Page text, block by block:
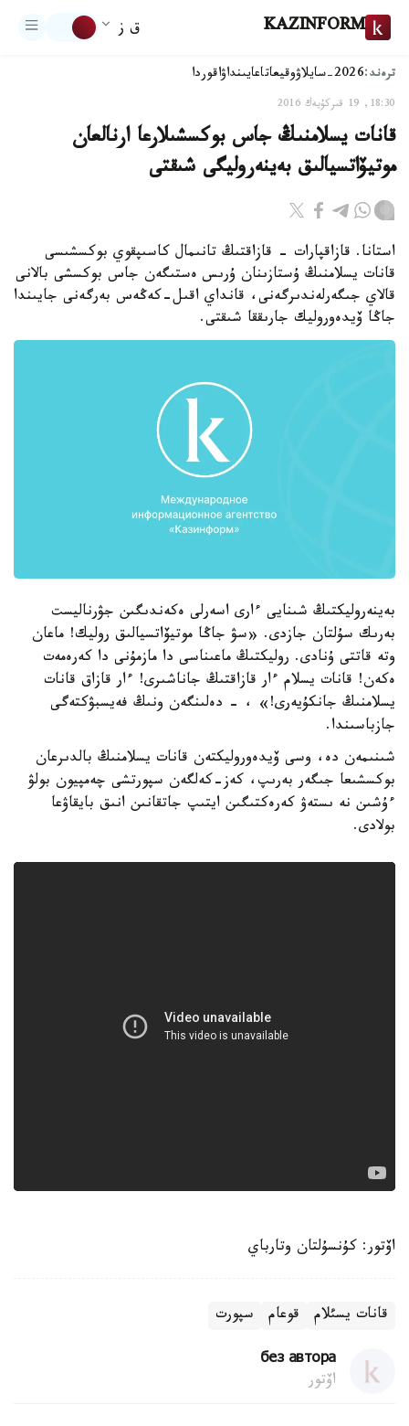
KAZINFORM ق ز
ترەند:2026-سايلاۋ وقيعاتاعايىنداۋاقوردا
18:30, 19 قىركۇيەك 2016
قانات يسلامنىڭ جاس بوكسشىلارعا ارنالعان
موتيۆاتسيالىق بەينەروليگى شىقتى
استانا. قازاقپارات - قازاقتىڭ تانىمال كاسىپقوي بوكسشىسى
قانات يسلامنىڭ ۇستازىنان ۇرىس ەستىگەن جاس بوكسشى بالانى
قالاي جىگەرلەندىرگەنى، قانداي اقىل-كەڭەس بەرگەنى جايىندا
جاڭا ۆيدەوروليك جارىققا شىقتى.
بەينەروليكتىڭ شىنايى ءارى اسەرلى ەكەندىگىن جۋرناليست
بەرىك سۇلتان جازدى. «سۋ جاڭا موتيۆاتسيالىق روليك! ماعان
وتە قاتتى ۇنادى. روليكتىڭ ماعىناسى دا مازمۇنى دا كەرەمەت
ەكەن! قانات يسلام ءار قازاقتىڭ جاناشىرى! ءار قازاق قانات
يسلامنىڭ جانكۇيەرى!» ، - دەلىنگەن ونىڭ فەيسبۋكتەگى
جازباسىندا.
شىنىمەن دە، وسى ۆيدەوروليكتەن قانات يسلامنىڭ بالدىرعان
بوكسشىعا جىگەر بەرىپ، كەز-كەلگەن سپورتشى چەمپيون بولۋ
ءۇشىن نە ىستەۋ كەرەكتىگىن ايتىپ جاتقانىن انىق بايقاۋعا
بولادى.
اۆتور: كۇنسۇلتان وتارباي
قانات يسئلام قوعام سپورت
без автора
اۆتور